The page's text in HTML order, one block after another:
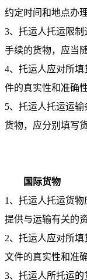
约定时间和地点办
3、托运人托运限
手续的货物，应当
4、托运人应对所
件的真实性和准确
5、托运人托运运
货物，应分别填写
国际货物
1、托运人托运货
提供与运输有关的
2、托运人应对所
文件的真实性和准
3、托运人所托运